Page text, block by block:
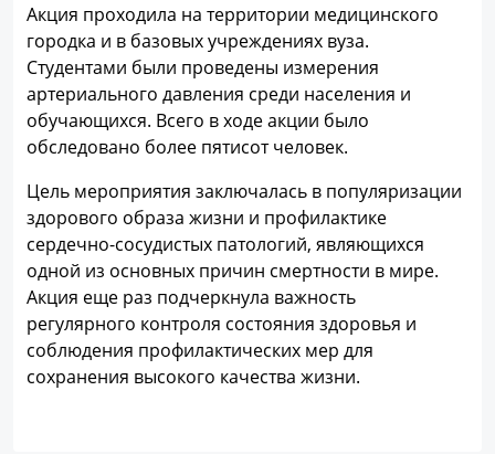
Акция проходила на территории медицинского
городка и в базовых учреждениях вуза.
Студентами были проведены измерения
артериального давления среди населения и
обучающихся. Всего в ходе акции было
обследовано более пятисот человек.
Цель мероприятия заключалась в популяризации
здорового образа жизни и профилактике
сердечно-сосудистых патологий, являющихся
одной из основных причин смертности в мире.
Акция еще раз подчеркнула важность
регулярного контроля состояния здоровья и
соблюдения профилактических мер для
сохранения высокого качества жизни.